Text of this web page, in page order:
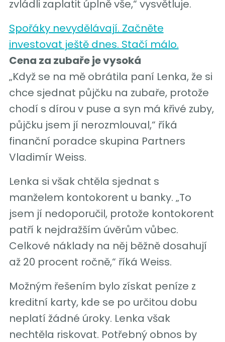
zvládli zaplatit úplně vše,“ vysvětluje.
Spořáky nevydělávají. Začněte
investovat ještě dnes. Stačí málo.
Cena za zubaře je vysoká
„Když se na mě obrátila paní Lenka, že si
chce sjednat půjčku na zubaře, protože
chodí s dírou v puse a syn má křivé zuby,
půjčku jsem jí nerozmlouval,“ říká
finanční poradce skupina Partners
Vladimír Weiss.
Lenka si však chtěla sjednat s
manželem kontokorent u banky. „To
jsem jí nedoporučil, protože kontokorent
patří k nejdražším úvěrům vůbec.
Celkové náklady na něj běžně dosahují
až 20 procent ročně,“ říká Weiss.
Možným řešením bylo získat peníze z
kreditní karty, kde se po určitou dobu
neplatí žádné úroky. Lenka však
nechtěla riskovat. Potřebný obnos by